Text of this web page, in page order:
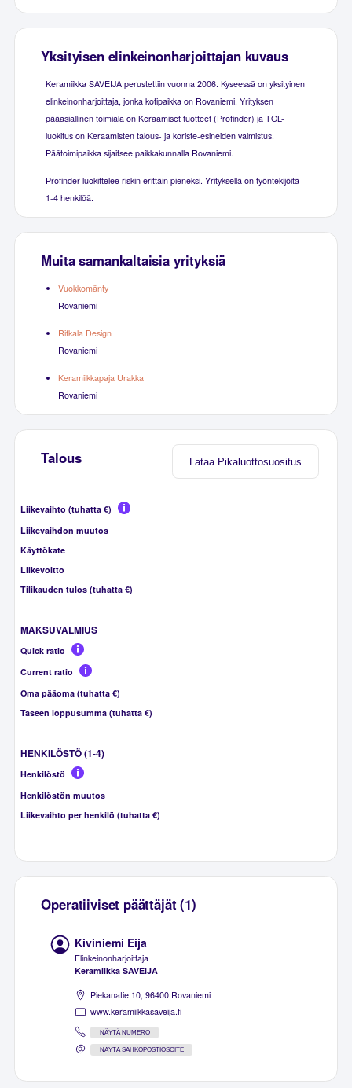
Yksityisen elinkeinonharjoittajan kuvaus
Keramiikka SAVEIJA perustettiin vuonna 2006. Kyseessä on yksityinen
elinkeinonharjoittaja, jonka kotipaikka on Rovaniemi. Yrityksen
pääasiallinen toimiala on Keraamiset tuotteet (Profinder) ja TOL-
luokitus on Keraamisten talous- ja koriste-esineiden valmistus.
Päätoimipaikka sijaitsee paikkakunnalla Rovaniemi.
Profinder luokittelee riskin erittäin pieneksi. Yrityksellä on työntekijöitä
1-4 henkilöä.
Muita samankaltaisia yrityksiä
Vuokkomänty
Rovaniemi
Rifkala Design
Rovaniemi
Keramiikkapaja Urakka
Rovaniemi
Lataa Pikaluottosuositus
Talous
Liikevaihto (tuhatta €)
Liikevaihdon muutos
Käyttökate
Liikevoitto
Tilikauden tulos (tuhatta €)
MAKSUVALMIUS
Quick ratio
Current ratio
Oma pääoma (tuhatta €)
Taseen loppusumma (tuhatta €)
HENKILÖSTÖ (1-4)
Henkilöstö
Henkilöstön muutos
Liikevaihto per henkilö (tuhatta €)
Operatiiviset päättäjät (1)
Kiviniemi Eija
Elinkeinonharjoittaja
Keramiikka SAVEIJA
Piekanatie 10, 96400 Rovaniemi
www.keramiikkasaveija.fi
NÄYTÄ NUMERO
NÄYTÄ SÄHKÖPOSTIOSOITE